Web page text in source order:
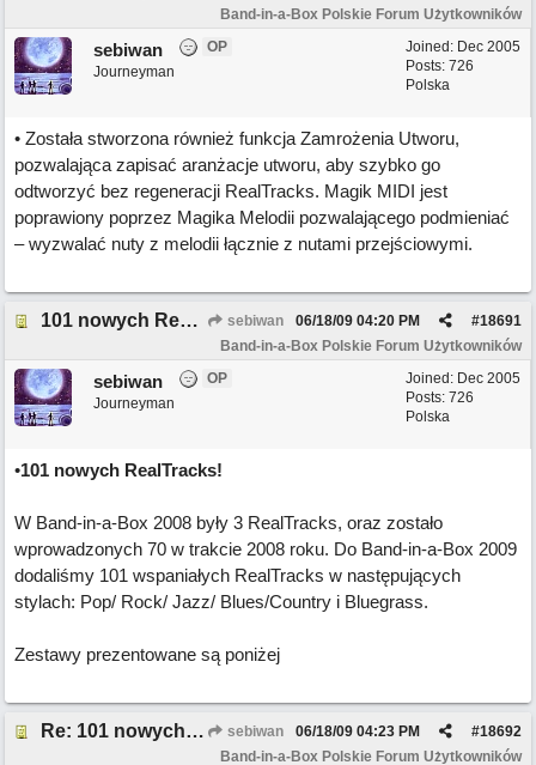
Band-in-a-Box Polskie Forum Użytkowników
Joined: Dec 2005
Posts: 726
Polska
sebiwan
OP
Journeyman
• Została stworzona również funkcja Zamrożenia Utworu,
pozwalająca zapisać aranżacje utworu, aby szybko go
odtworzyć bez regeneracji RealTracks. Magik MIDI jest
poprawiony poprzez Magika Melodii pozwalającego podmieniać
– wyzwalać nuty z melodii łącznie z nutami przejściowymi.
101 nowych RealTracks sebiwan #18691
06/18/09 04:20 PM
Band-in-a-Box Polskie Forum Użytkowników
Joined: Dec 2005
Posts: 726
Polska
sebiwan
OP
Journeyman
•101 nowych RealTracks!
W Band-in-a-Box 2008 były 3 RealTracks, oraz zostało
wprowadzonych 70 w trakcie 2008 roku. Do Band-in-a-Box 2009
dodaliśmy 101 wspaniałych RealTracks w następujących
stylach: Pop/ Rock/ Jazz/ Blues/Country i Bluegrass.
Zestawy prezentowane są poniżej
Re: 101 nowych RealTracks sebiwan #18692
06/18/09 04:23 PM
Band-in-a-Box Polskie Forum Użytkowników